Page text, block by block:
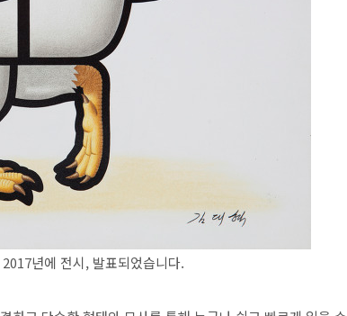
년에 전시, 발표되었습니다.